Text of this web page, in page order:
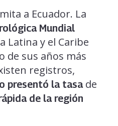
a Ecuador. La
Mundial
Latina y el Caribe
de sus años más
registros,
presentó la tasade
de la región